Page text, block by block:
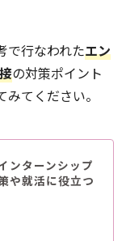
で行なわれたエン
の対策ポイント
てください。
ンターンシップ
や就活に役立つ